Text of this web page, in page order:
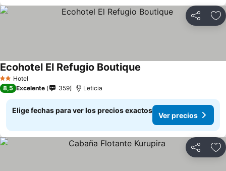
Compartir
2 Estrellas
Hotel
Ecohotel El Refugio Boutique
8,5 Excelente 359 Leticia
Elige fechas para ver los precios exactos
Ver precios
Compartir